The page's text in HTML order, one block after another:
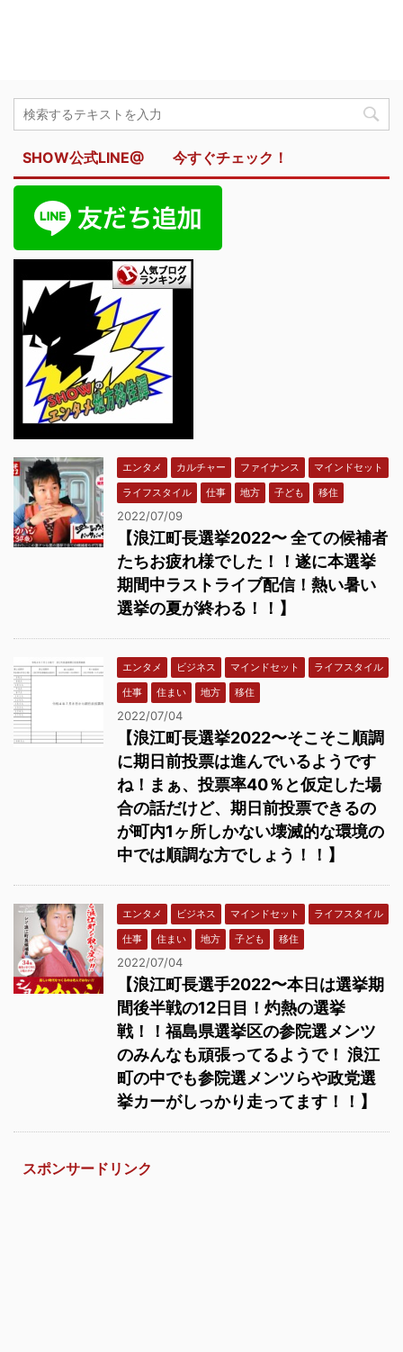
SHOW公式LINE@ 今すぐチェック！
エンタメ カルチャー ファイナンス
マインドセット
ライフスタイル
仕事 地方 子ども 移住
2022/07/09
【浪江町長選挙2022〜 全ての候補者
たちお疲れ様でした！！遂に本選挙
期間中ラストライブ配信！熱い暑い
選挙の夏が終わる！！】
エンタメ ビジネス マインドセット
ライフスタイル
仕事
住まい 地方 移住
2022/07/04
【浪江町長選挙2022〜そこそこ順調
に期日前投票は進んでいるようです
ね！まぁ、投票率40％と仮定した場
合の話だけど、期日前投票できるの
が町内1ヶ所しかない壊滅的な環境の
中では順調な方でしょう！！】
エンタメ ビジネス マインドセット
ライフスタイル
仕事
住まい 地方 子ども 移住
2022/07/04
【浪江町長選手2022〜本日は選挙期
間後半戦の12日目！灼熱の選挙
戦！！福島県選挙区の参院選メンツ
のみんなも頑張ってるようで！ 浪江
町の中でも参院選メンツらや政党選
挙カーがしっかり走ってます！！】
スポンサードリンク